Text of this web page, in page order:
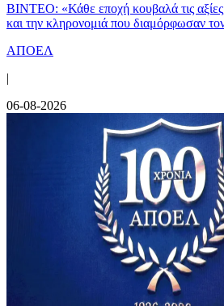
ΒΙΝΤΕΟ: «Κάθε εποχή κουβαλά τις αξίες,
και την κληρονομιά που διαμόρφωσαν
ΑΠΟΕΛ
|
06-08-2026